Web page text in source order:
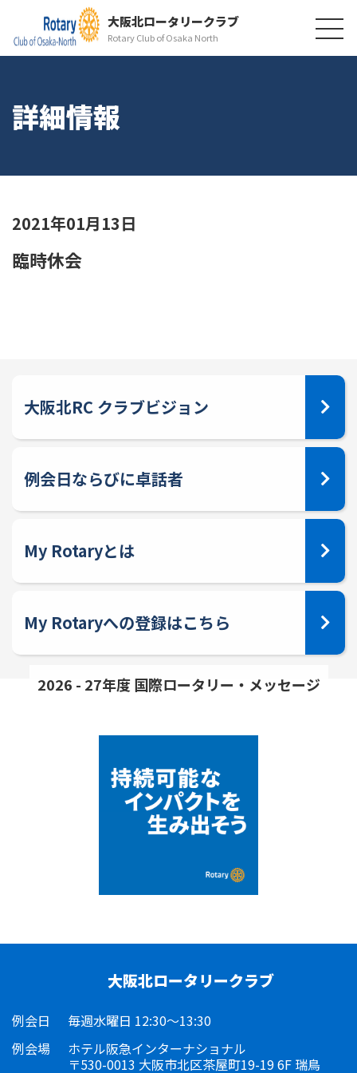
大阪北ロータリークラブ
Rotary Club of Osaka North
詳細情報
2021年01月13日
臨時休会
大阪北RC クラブビジョン
例会日ならびに卓話者
My Rotaryとは
My Rotaryへの登録はこちら
2026 - 27年度 国際ロータリー・メッセージ
大阪北ロータリークラブ
例会日
毎週水曜日 12:30～13:30
例会場
ホテル阪急インターナショナル
〒530-0013 大阪市北区茶屋町19-19 6F 瑞鳥